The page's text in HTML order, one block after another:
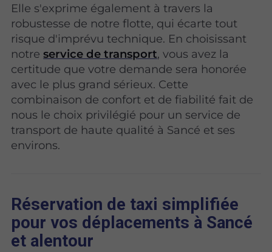
Elle s'exprime également à travers la
robustesse de notre flotte, qui écarte tout
risque d'imprévu technique. En choisissant
notreservice de transport, vous avez la
certitude que votre demande sera honorée
avec le plus grand sérieux. Cette
combinaison de confort et de fiabilité fait de
nous le choix privilégié pour un service de
transport de haute qualité à Sancé et ses
environs.
Réservation de taxi simplifiée
pour vos déplacements à Sancé
et alentour